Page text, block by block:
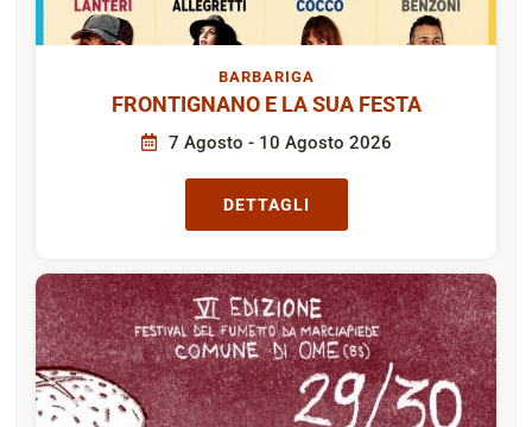
BARBARIGA
FRONTIGNANO E LA SUA FESTA
7 Agosto - 10 Agosto 2026
DETTAGLI